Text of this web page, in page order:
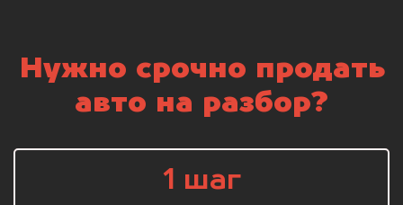
Нужно срочно продать
авто на разбор?
1 шаг